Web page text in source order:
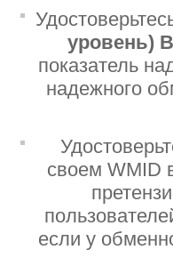
уровень)
показатель
надежного
своем WMID
если у